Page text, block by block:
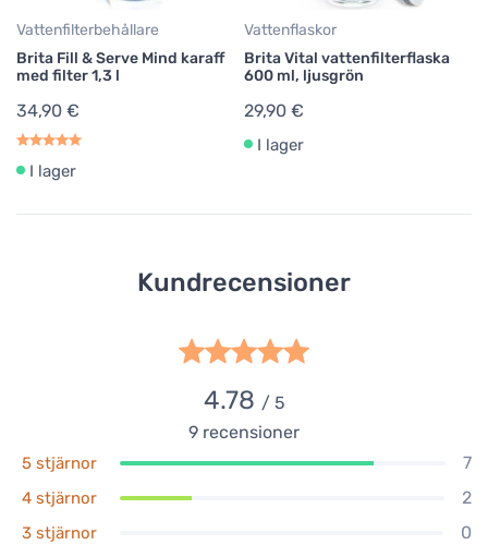
Vattenfilterbehållare
Brita Fill & Serve Mind karaff
med filter 1,3 l
34,90 €
I lager
Vattenflaskor
Brita Vital vattenfilterflaska
600 ml, ljusgrön
29,90 €
I lager
Kundrecensioner
4.78 / 5
9 recensioner
5 stjärnor 7
4 stjärnor 2
3 stjärnor 0